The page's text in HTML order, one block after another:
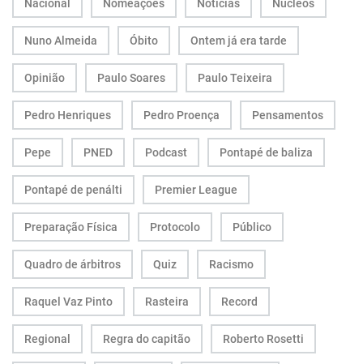
Nacional Nomeações Notícias Núcleos
Nuno Almeida Óbito Ontem já era tarde
Opinião Paulo Soares Paulo Teixeira
Pedro Henriques Pedro Proença Pensamentos
Pepe PNED Podcast Pontapé de baliza
Pontapé de penálti Premier League
Preparação Física Protocolo Público
Quadro de árbitros Quiz Racismo
Raquel Vaz Pinto Rasteira Record
Regional Regra do capitão Roberto Rosetti